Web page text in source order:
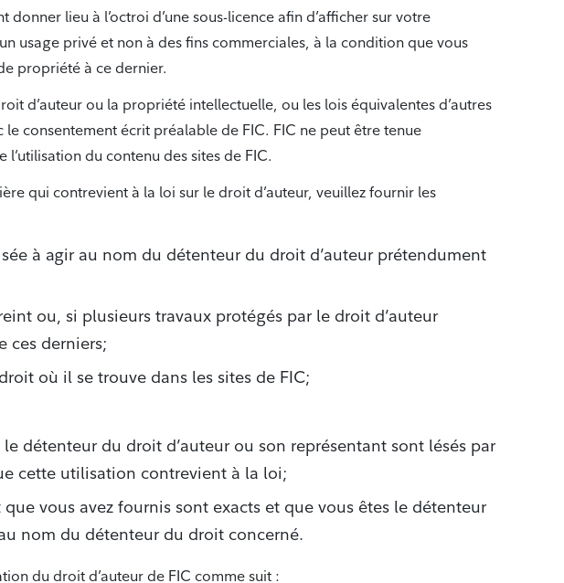
lieu à l’octroi d’une sous-licence afin d’afficher sur votre
usage privé et non à des fins commerciales, à la condition que vous
propriété à ce dernier.
d’auteur ou la propriété intellectuelle, ou les lois équivalentes d’autres
le consentement écrit préalable de FIC. FIC ne peut être tenue
du contenu des sites de FIC.
qui contrevient à la loi sur le droit d’auteur, veuillez fournir les
à agir au nom du détenteur du droit d’auteur prétendument
ou, si plusieurs travaux protégés par le droit d’auteur
ces derniers;
où il se trouve dans les sites de FIC;
détenteur du droit d’auteur ou son représentant sont lésés par
cette utilisation contrevient à la loi;
vous avez fournis sont exacts et que vous êtes le détenteur
nom du détenteur du droit concerné.
du droit d’auteur de FIC comme suit :